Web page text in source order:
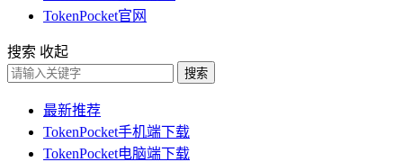
TokenPocket官网
搜索 收起
搜索
最新推荐
TokenPocket手机端下载
TokenPocket电脑端下载